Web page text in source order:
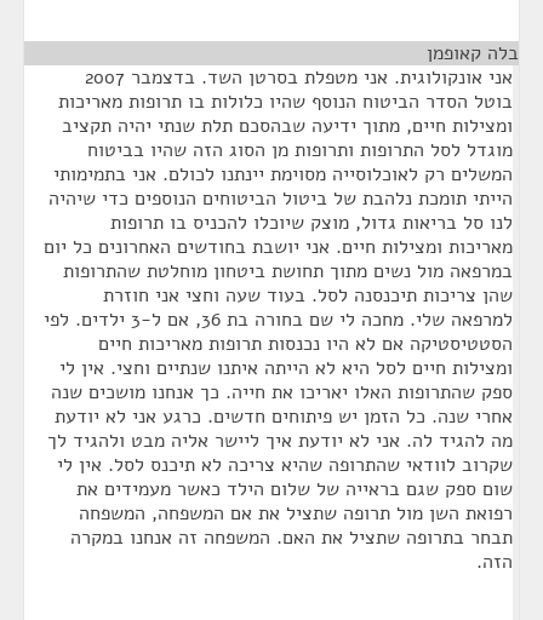
בלה קאופמן
אני אונקולוגית. אני מטפלת בסרטן השד. בדצמבר 2007
בוטל הסדר הביטוח הנוסף שהיו כלולות בו תרופות מאריכות
ומצילות חיים, מתוך ידיעה שבהסכם תלת שנתי יהיה תקציב
מוגדל לסל התרופות ותרופות מן הסוג הזה שהיו בביטוח
המשלים רק לאוכלוסייה מסוימת יינתנו לכולם. אני בתמימותי
הייתי תומכת נלהבת של ביטול הביטוחים הנוספים כדי שיהיה
לנו סל בריאות גדול, מוצק שיוכלו להכניס בו תרופות
מאריכות ומצילות חיים. אני יושבת בחודשים האחרונים כל יום
במרפאה מול נשים מתוך תחושת ביטחון מוחלטת שהתרופות
שהן צריכות תיכנסנה לסל. בעוד שעה וחצי אני חוזרת
למרפאה שלי. מחכה לי שם בחורה בת 36, אם ל-3 ילדים. לפי
הסטטיסטיקה אם לא היו נכנסות תרופות מאריכות חיים
ומצילות חיים לסל היא לא הייתה איתנו שנתיים וחצי. אין לי
ספק שהתרופות האלו יאריכו את חייה. כך אנחנו מושכים שנה
אחרי שנה. כל הזמן יש פיתוחים חדשים. כרגע אני לא יודעת
מה להגיד לה. אני לא יודעת איך ליישר אליה מבט ולהגיד לך
שקרוב לוודאי שהתרופה שהיא צריכה לא תיכנס לסל. אין לי
שום ספק שגם בראייה של שלום הילד כאשר מעמידים את
רפואת השן מול תרופה שתציל את אם המשפחה, המשפחה
תבחר בתרופה שתציל את האם. המשפחה זה אנחנו במקרה
הזה.